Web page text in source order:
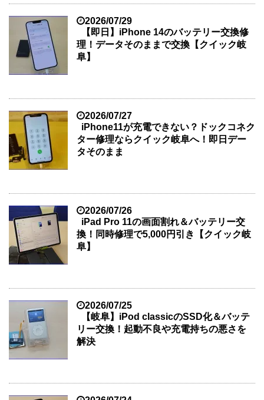
2026/07/29
【即日】iPhone 14のバッテリー交換修
理！データそのままで交換【クイック岐
阜】
2026/07/27
iPhone11が充電できない？ドックコネク
ター修理ならクイック岐阜へ！即日デー
タそのまま
2026/07/26
iPad Pro 11の画面割れ＆バッテリー交
換！同時修理で5,000円引き【クイック岐
阜】
2026/07/25
【岐阜】iPod classicのSSD化＆バッテ
リー交換！起動不良や充電持ちの悪さを
解決